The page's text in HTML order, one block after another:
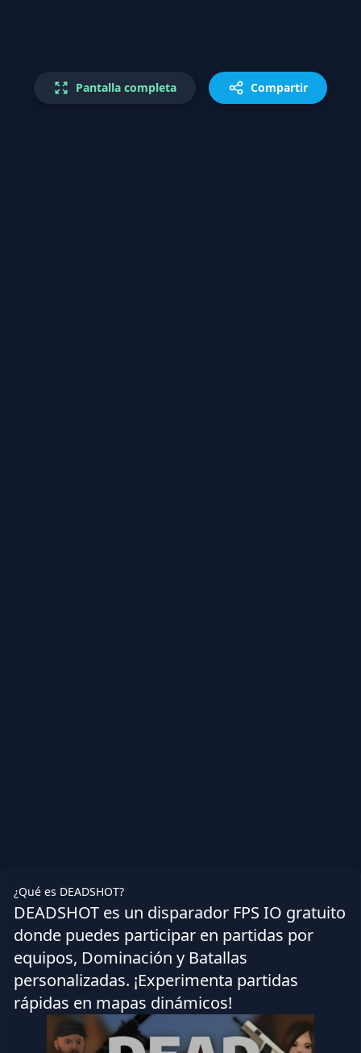
Pantalla completa Compartir
¿Qué es DEADSHOT?
DEADSHOT es un disparador FPS IO gratuito
donde puedes participar en partidas por
equipos, Dominación y Batallas
personalizadas. ¡Experimenta partidas
rápidas en mapas dinámicos!